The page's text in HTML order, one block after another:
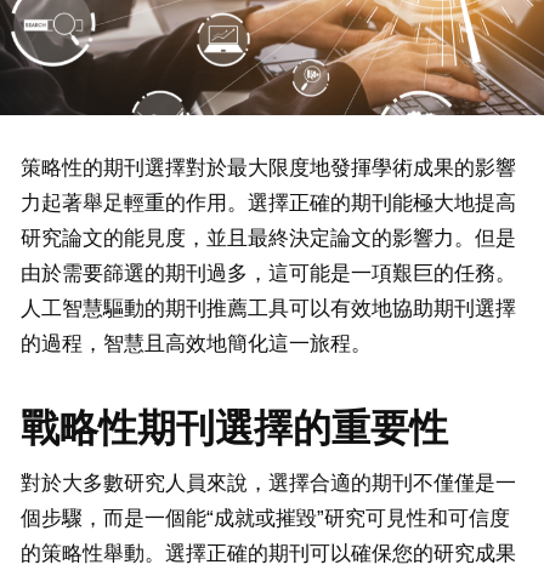
策略性的期刊選擇對於最大限度地發揮學術成果的影響
力起著舉足輕重的作用。選擇正確的期刊能極大地提高
研究論文的能見度，並且最終決定論文的影響力。但是
由於需要篩選的期刊過多，這可能是一項艱巨的任務。
人工智慧驅動的期刊推薦工具可以有效地協助期刊選擇
的過程，智慧且高效地簡化這一旅程。
戰略性期刊選擇的重要性
對於大多數研究人員來說，選擇合適的期刊不僅僅是一
個步驟，而是一個能“成就或摧毀”研究可見性和可信度
的策略性舉動。選擇正確的期刊可以確保您的研究成果